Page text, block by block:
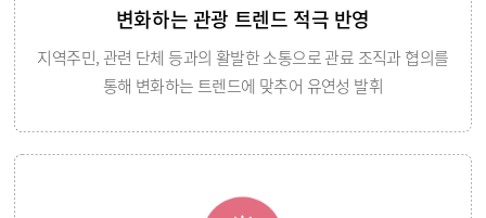
변화하는 관광 트렌드 적극 반영
지역주민, 관련 단체 등과의 활발한 소통으로 관료 조직과 협의를
통해 변화하는 트렌드에 맞추어 유연성 발휘